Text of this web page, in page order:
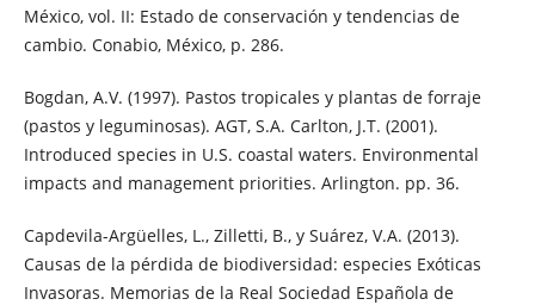
México, vol. II: Estado de conservación y tendencias de
cambio. Conabio, México, p. 286.
Bogdan, A.V. (1997). Pastos tropicales y plantas de forraje
(pastos y leguminosas). AGT, S.A. Carlton, J.T. (2001).
Introduced species in U.S. coastal waters. Environmental
impacts and management priorities. Arlington. pp. 36.
Capdevila-Argüelles, L., Zilletti, B., y Suárez, V.A. (2013).
Causas de la pérdida de biodiversidad: especies Exóticas
Invasoras. Memorias de la Real Sociedad Española de